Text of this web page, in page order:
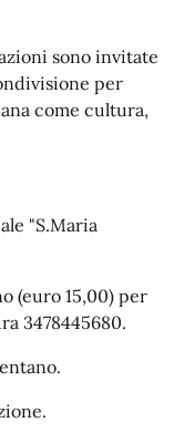
sono invitate
per
come cultura,
"S.Maria
(euro 15,00) per
3478445680.